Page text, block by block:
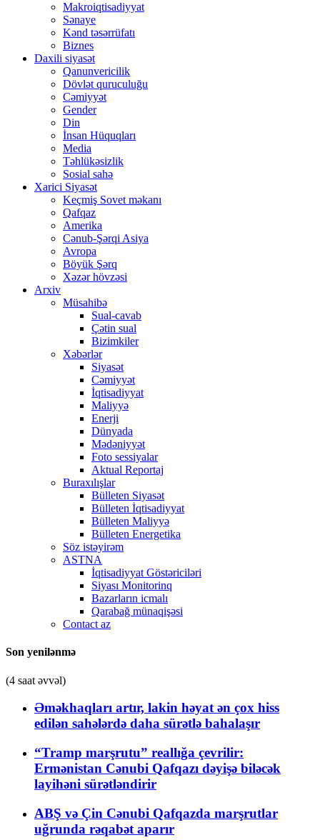
Makroiqtisadiyyat
Sənaye
Kənd təsərrüfatı
Biznes
Daxili siyasət
Qanunvericilik
Dövlət quruculuğu
Cəmiyyət
Gender
Din
İnsan Hüquqları
Media
Təhlükəsizlik
Sosial sahə
Xarici Siyasət
Keçmiş Sovet məkanı
Qafqaz
Amerika
Cənub-Şərqi Asiya
Avropa
Böyük Şərq
Xəzər hövzəsi
Arxiv
Müsahibə
Sual-cavab
Çətin sual
Bizimkiler
Xəbərlər
Siyasət
Cəmiyyət
İqtisadiyyat
Maliyyə
Enerji
Dünyada
Mədəniyyət
Foto sessiyalar
Aktual Reportaj
Buraxılışlar
Bülleten Siyasət
Bülleten İqtisadiyyat
Bülleten Maliyyə
Bülleten Energetika
Söz istəyirəm
ASTNA
İqtisadiyyat Göstəriciləri
Siyası Monitorinq
Bazarların icmalı
Qarabağ münaqişəsi
Contact az
Son yenilənmə
(4 saat əvvəl)
Əməkhaqları artır, lakin həyat ən çox hiss
edilən sahələrdə daha sürətlə bahalaşır
“Tramp marşrutu” reallığa çevrilir:
Ermənistan Cənubi Qafqazı dəyişə biləcək
layihəni sürətləndirir
ABŞ və Çin Cənubi Qafqazda marşrutlar
uğrunda rəqabət aparır